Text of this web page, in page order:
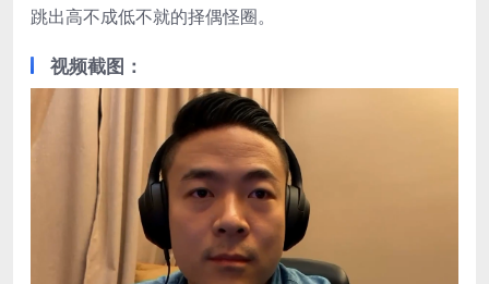
跳出高不成低不就的择偶怪圈。
视频截图：